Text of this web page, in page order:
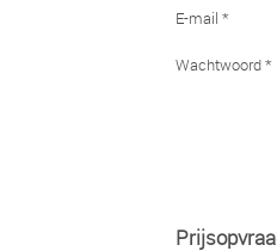
E-mail *
Wachtwoord *